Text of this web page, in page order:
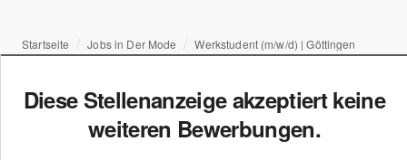
Startseite Jobs in Der Mode Werkstudent (m/w/d) | Göttingen
Diese Stellenanzeige akzeptiert keine
weiteren Bewerbungen.